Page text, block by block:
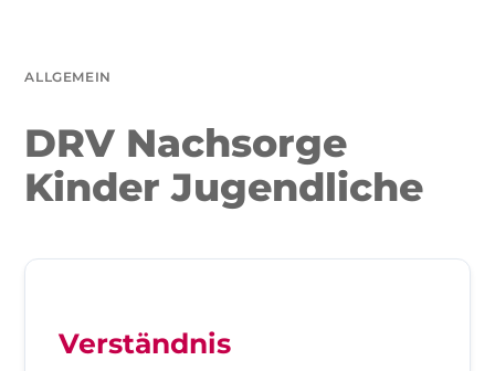
ALLGEMEIN
DRV Nachsorge
Kinder Jugendliche
Verständnis